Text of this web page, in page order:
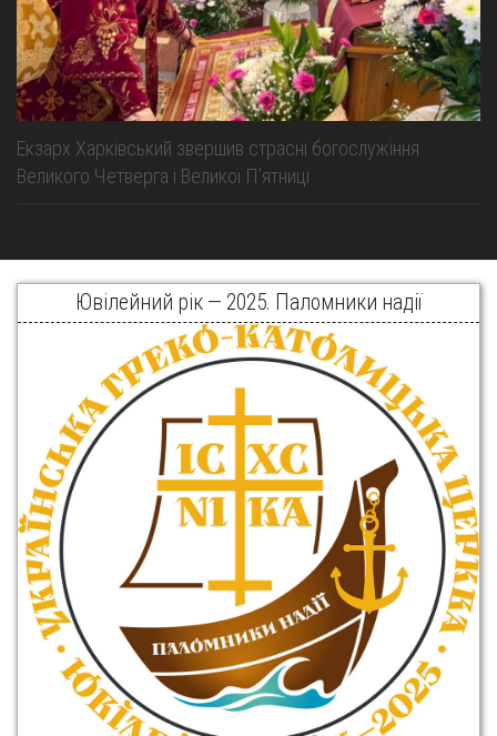
Екзарх Харківський звершив страсні богослужіння
Великого Четверга і Великої Пʼятниці
Ювілейний рік — 2025. Паломники надії